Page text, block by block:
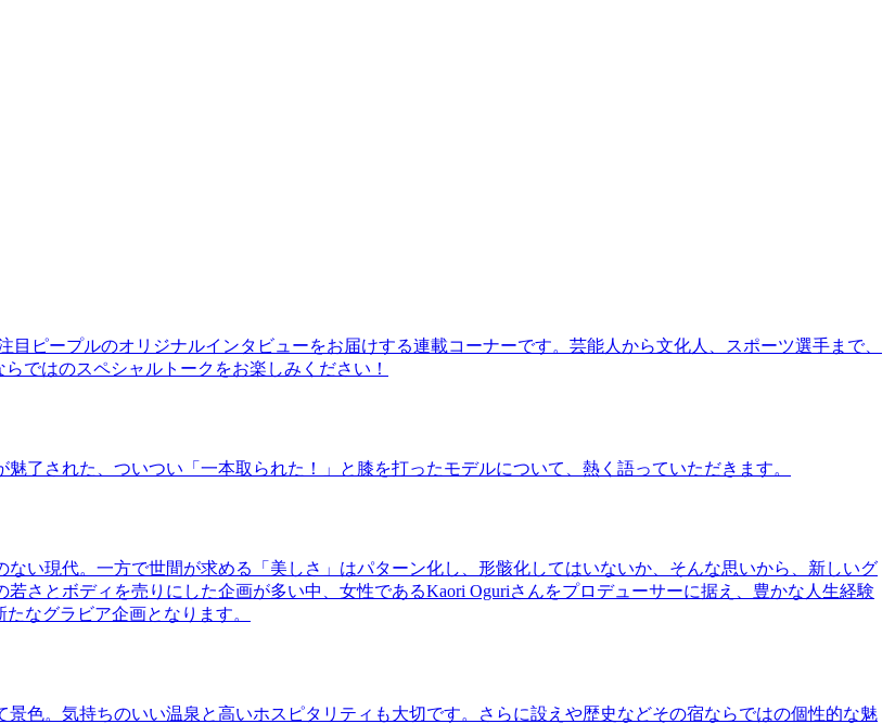
ピープルのオリジナルインタビューをお届けする連載コーナーです。芸能人から文化人、スポーツ選手まで、
ではのスペシャルトークをお楽しみください！
了された、ついつい「一本取られた！」と膝を打ったモデルについて、熱く語っていただきます。
い現代。一方で世間が求める「美しさ」はパターン化し、形骸化してはいないか、そんな思いから、新しいグ
さとボディを売りにした企画が多い中、女性であるKaori Oguriさんをプロデューサーに据え、豊かな人生経験
なグラビア企画となります。
色。気持ちのいい温泉と高いホスピタリティも大切です。さらに設えや歴史などその宿ならではの個性的な魅